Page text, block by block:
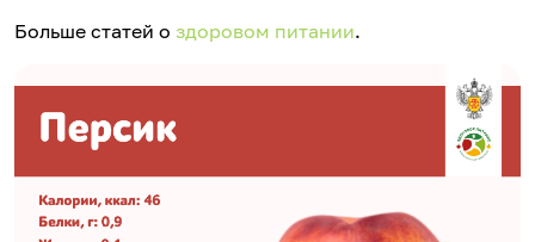
Больше статей о здоровом питании.